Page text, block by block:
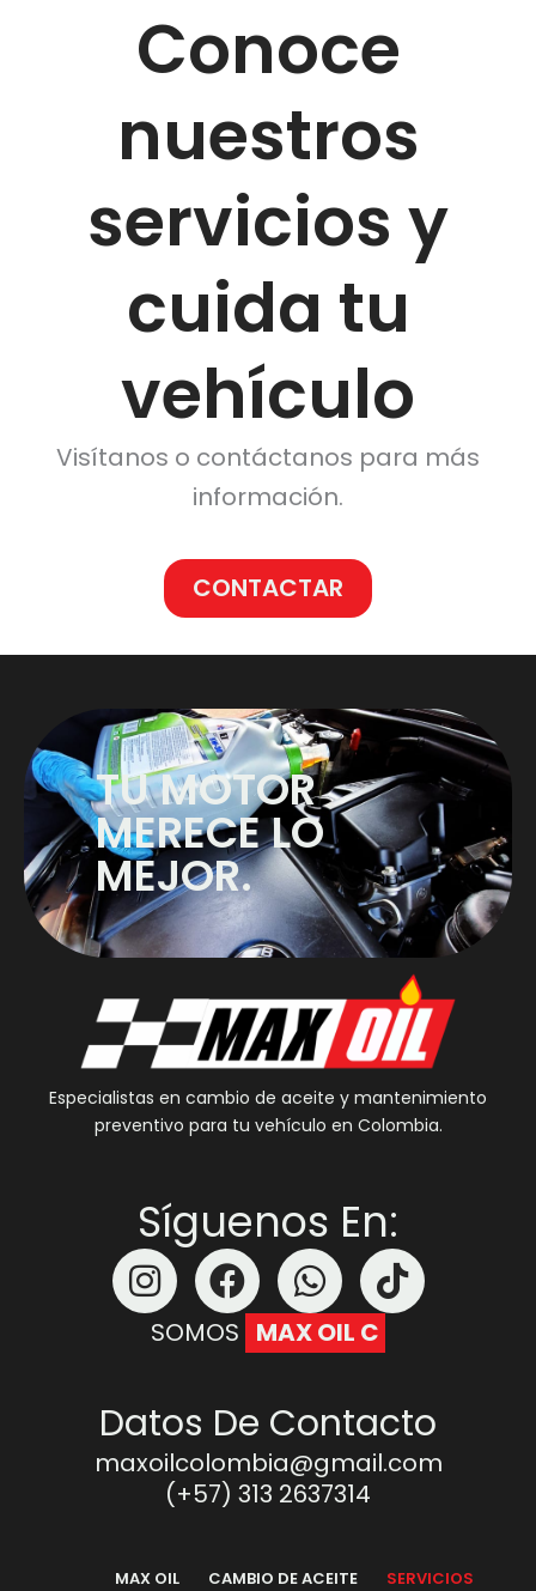
Conoce
nuestros
servicios y
cuida tu
vehículo
Visítanos o contáctanos para más
información.
CONTACTAR
TU MOTOR
MERECE LO
MEJOR.
Especialistas en cambio de aceite y mantenimiento
preventivo para tu vehículo en Colombia.
Síguenos En:
Instagram
Facebook
Whatsapp
Tiktok
SOMOS MA XOIL COLO
Datos De Contacto
maxoilcolombia@gmail.com
(+57) 313 2637314
MAX OIL CAMBIO DE ACEITE SERVICIOS